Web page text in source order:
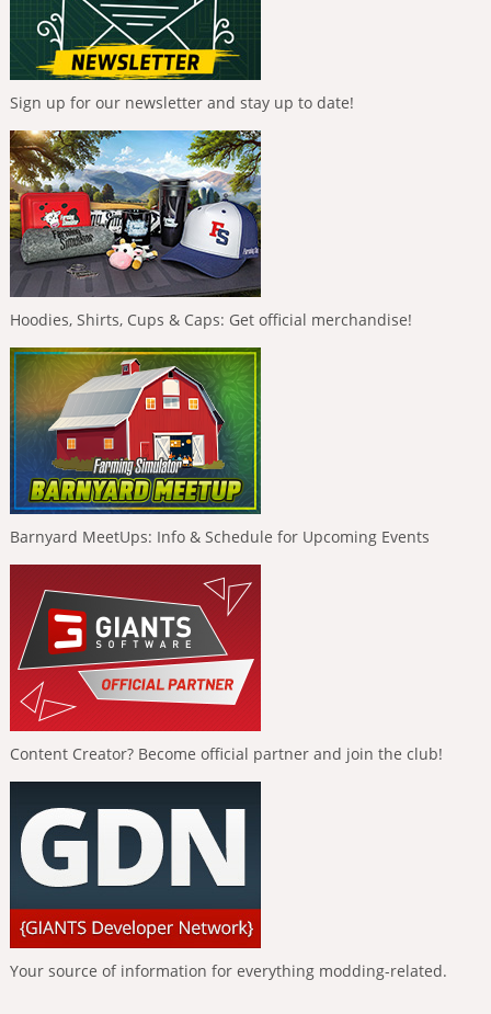
Sign up for our newsletter and stay up to date!
Hoodies, Shirts, Cups & Caps: Get official merchandise!
Barnyard MeetUps: Info & Schedule for Upcoming Events
Content Creator? Become official partner and join the club!
Your source of information for everything modding-related.